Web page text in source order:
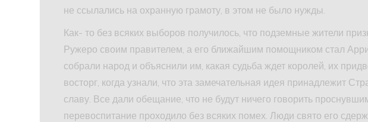
не ссылались на охранную грамоту, в этом не было нужды.
Как- то без всяких выборов получилось, что подземные жители
Ружеро своим правителем, а его ближайшим помощником стал
собрали народ и объяснили им, какая судьба ждет королей, их
восторг, когда узнали, что эта замечательная идея принадлежит
славу. Все дали обещание, что не будут ничего говорить
перевоспитание проходило без всяких помех. Люди свято его